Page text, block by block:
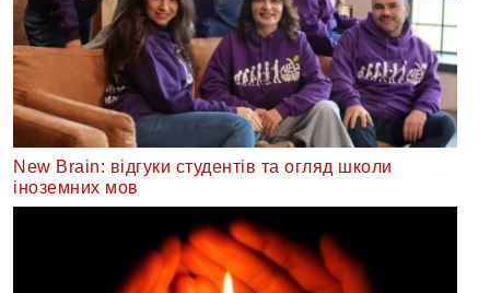
New Brain: відгуки студентів та огляд школи
іноземних мов